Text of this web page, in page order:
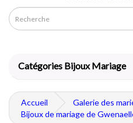
Catégories Bijoux Mariage
Accueil Galerie des
Bijoux de mariage de